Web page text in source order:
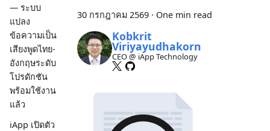
— ระบบ
แปลง
ข้อความเป็น
เสียงพูดไทย-
อังกฤษระดับ
โปรดักชัน
พร้อมใช้งาน
แล้ว
iApp เปิดตัว
30 กรกฎาคม 2569 · One min read
Kobkrit
Viriyayudhakorn
CEO @ iApp Technology